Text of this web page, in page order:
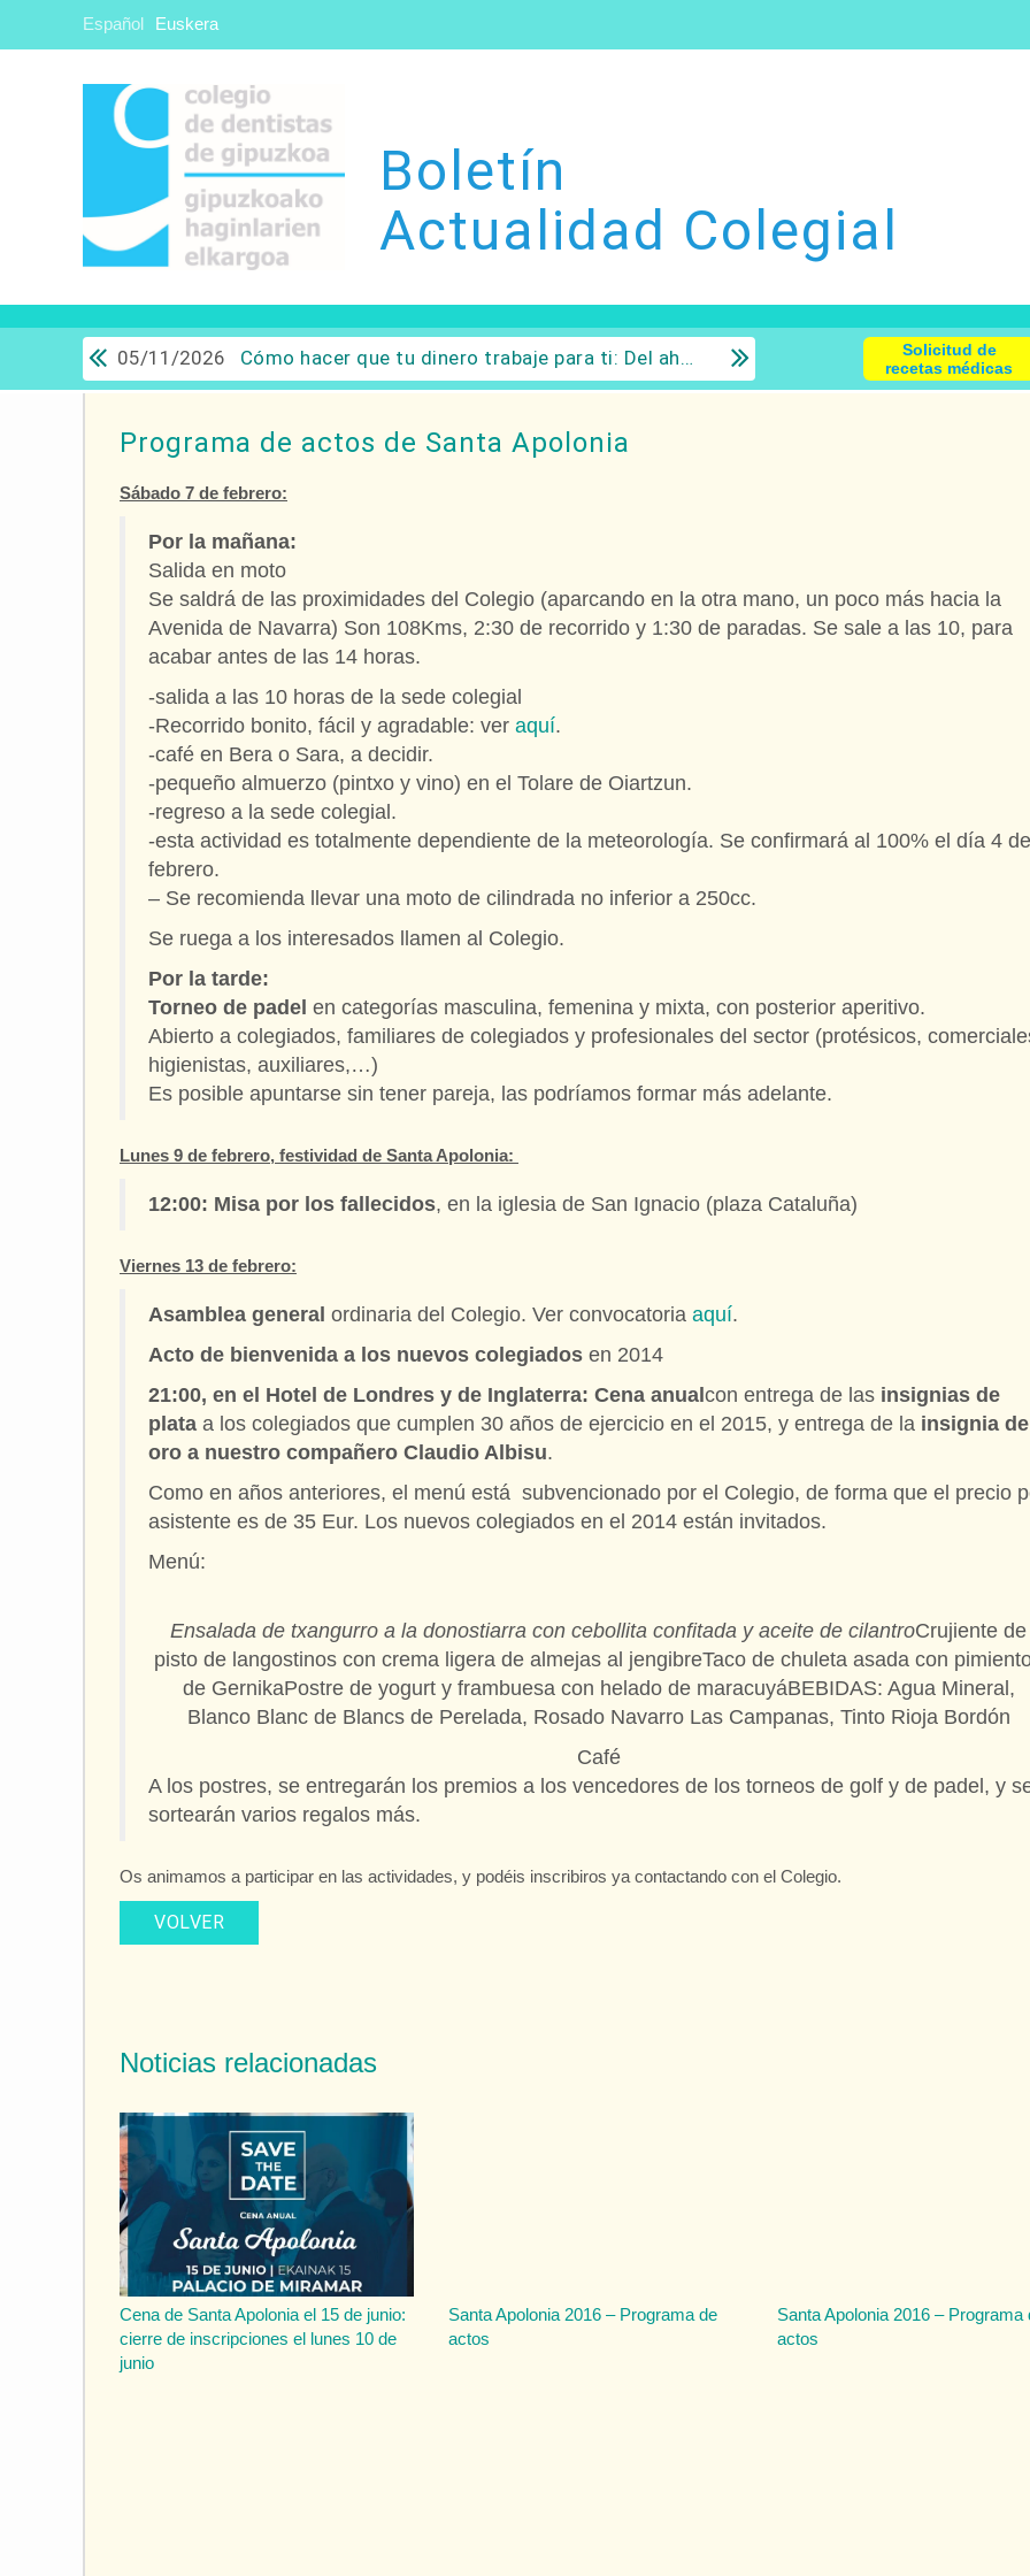
Español Euskera
Boletín
Actualidad Colegial
05/11/2026 Cómo hacer que tu dinero trabaje para ti: Del ahorro a la inversión con sentido común.
Solicitud de
recetas médicas
Programa de actos de Santa Apolonia
Sábado 7 de febrero:
Por la mañana:
Salida en moto
Se saldrá de las proximidades del Colegio (aparcando en la otra mano, un poco más hacia la
Avenida de Navarra) Son 108Kms, 2:30 de recorrido y 1:30 de paradas. Se sale a las 10, para
acabar antes de las 14 horas.
-salida a las 10 horas de la sede colegial
-Recorrido bonito, fácil y agradable: ver aquí.
-café en Bera o Sara, a decidir.
-pequeño almuerzo (pintxo y vino) en el Tolare de Oiartzun.
-regreso a la sede colegial.
-esta actividad es totalmente dependiente de la meteorología. Se confirmará al 100% el día 4 de
febrero.
– Se recomienda llevar una moto de cilindrada no inferior a 250cc.
Se ruega a los interesados llamen al Colegio.
Por la tarde:
Torneo de padel en categorías masculina, femenina y mixta, con posterior aperitivo.
Abierto a colegiados, familiares de colegiados y profesionales del sector (protésicos,
higienistas, auxiliares,…)
Es posible apuntarse sin tener pareja, las podríamos formar más adelante.
Lunes 9 de febrero, festividad de Santa Apolonia:
12:00: Misa por los fallecidos, en la iglesia de San Ignacio (plaza Cataluña)
Viernes 13 de febrero:
Asamblea general ordinaria del Colegio. Ver convocatoria aquí.
Acto de bienvenida a los nuevos colegiados en 2014
21:00, en el Hotel de Londres y de Inglaterra: Cena anualcon entrega de las insignias de
plata a los colegiados que cumplen 30 años de ejercicio en el 2015, y entrega de la insignia de
oro a nuestro compañero Claudio Albisu.
Como en años anteriores, el menú está subvencionado por el Colegio, de forma que el precio
asistente es de 35 Eur. Los nuevos colegiados en el 2014 están invitados.
Menú:
Ensalada de txangurro a la donostiarra con cebollita confitada y aceite de cilantroCrujiente de
pisto de langostinos con crema ligera de almejas al jengibreTaco de chuleta asada con
de GernikaPostre de yogurt y frambuesa con helado de maracuyáBEBIDAS: Agua Mineral,
Blanco Blanc de Blancs de Perelada, Rosado Navarro Las Campanas, Tinto Rioja Bordón
Café
A los postres, se entregarán los premios a los vencedores de los torneos de golf y de padel, y
sortearán varios regalos más.
Os animamos a participar en las actividades, y podéis inscribiros ya contactando con el Colegio.
VOLVER
Noticias relacionadas
Cena de Santa Apolonia el 15 de junio:
cierre de inscripciones el lunes 10 de
junio
Santa Apolonia 2016 – Programa de
actos
Santa Apolonia 2016 – Programa
actos